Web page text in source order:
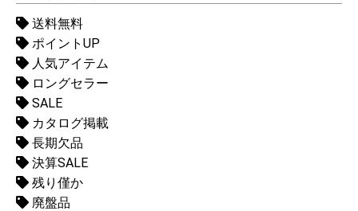
送料無料
ポイントUP
人気アイテム
ロングセラー
SALE
カタログ掲載
長期欠品
決算SALE
残り僅か
廃盤品